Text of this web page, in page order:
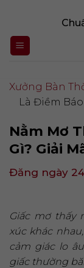
nội
dung
Xưởng Bàn
Là Điềm Báo
Nằm Mơ
Gì? Giải
Đăng ngày
Giấc mơ thấy
xúc khác
cảm giác lo
giấc thường